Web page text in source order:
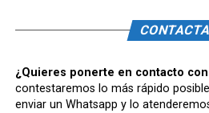
¿Quieres ponerte en contacto
contestaremos lo más rápido
enviar un Whatsapp y lo